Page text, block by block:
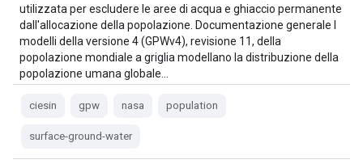
utilizzata per escludere le aree di acqua e ghiaccio permanente
dall'allocazione della popolazione. Documentazione generale I
modelli della versione 4 (GPWv4), revisione 11, della
popolazione mondiale a griglia modellano la distribuzione della
popolazione umana globale…
ciesin gpw nasa population
surface-ground-water